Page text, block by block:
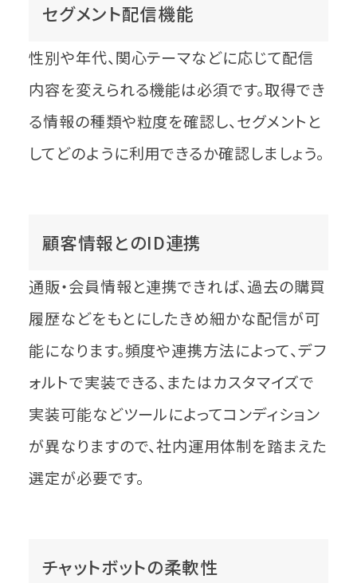
セグメント配信機能
性別や年代、関心テーマなどに応じて配信
内容を変えられる機能は必須です。取得でき
る情報の種類や粒度を確認し、セグメントと
してどのように利用できるか確認しましょう。
顧客情報とのID連携
通販・会員情報と連携できれば、過去の購買
履歴などをもとにしたきめ細かな配信が可
能になります。頻度や連携方法によって、デフ
ォルトで実装できる、またはカスタマイズで
実装可能などツールによってコンディション
が異なりますので、社内運用体制を踏まえた
選定が必要です。
チャットボットの柔軟性